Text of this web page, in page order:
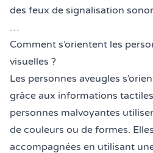
des feux de signalisation
…
Comment s’orientent les
visuelles ?
Les personnes aveugles
grâce aux informations
personnes malvoyantes
de couleurs ou de formes.
accompagnées en utilisant